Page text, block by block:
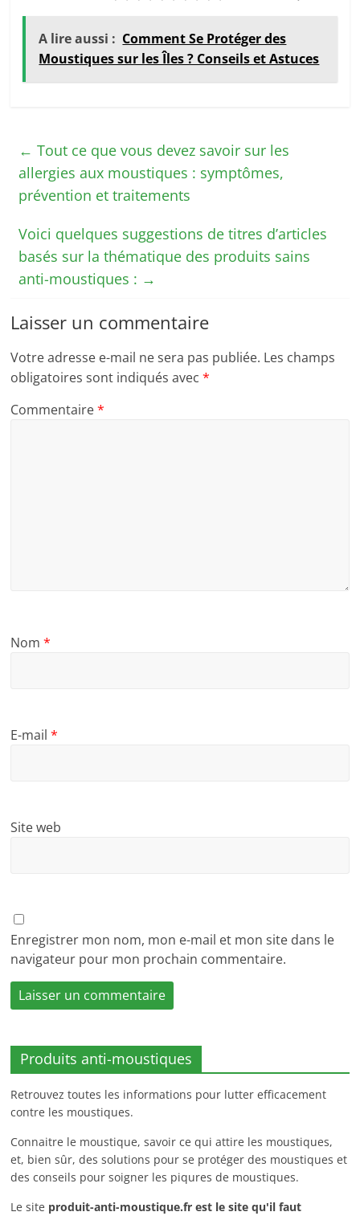
A lire aussi : Comment Se Protéger des
Moustiques sur les Îles ? Conseils et Astuces
← Tout ce que vous devez savoir sur les
allergies aux moustiques : symptômes,
prévention et traitements
Voici quelques suggestions de titres d’articles
basés sur la thématique des produits sains
anti-moustiques : →
Laisser un commentaire
Votre adresse e-mail ne sera pas publiée. Les champs
obligatoires sont indiqués avec*
Commentaire*
Nom*
E-mail*
Site web
Enregistrer mon nom, mon e-mail et mon site dans le
navigateur pour mon prochain commentaire.
Produits anti-moustiques
Retrouvez toutes les informations pour lutter efficacement
contre les moustiques.
Connaitre le moustique, savoir ce qui attire les moustiques,
et, bien sûr, des solutions pour se protéger des moustiques et
des conseils pour soigner les piqures de moustiques.
Le site produit-anti-moustique.fr est le site qu'il faut